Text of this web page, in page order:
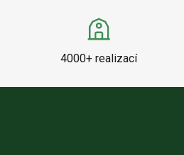
4000+ realizací